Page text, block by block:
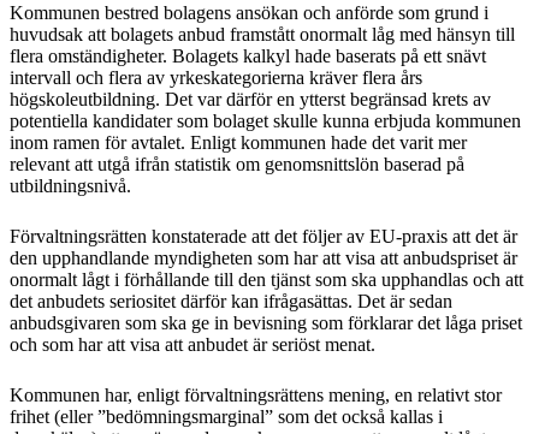
Kommunen bestred bolagens ansökan och anförde som grund i
huvudsak att bolagets anbud framstått onormalt låg med hänsyn till
flera omständigheter. Bolagets kalkyl hade baserats på ett snävt
intervall och flera av yrkeskategorierna kräver flera års
högskoleutbildning. Det var därför en ytterst begränsad krets av
potentiella kandidater som bolaget skulle kunna erbjuda kommunen
inom ramen för avtalet. Enligt kommunen hade det varit mer
relevant att utgå ifrån statistik om genomsnittslön baserad på
utbildningsnivå.
Förvaltningsrätten konstaterade att det följer av EU-praxis att det är
den upphandlande myndigheten som har att visa att anbudspriset är
onormalt lågt i förhållande till den tjänst som ska upphandlas och att
det anbudets seriositet därför kan ifrågasättas. Det är sedan
anbudsgivaren som ska ge in bevisning som förklarar det låga priset
och som har att visa att anbudet är seriöst menat.
Kommunen har, enligt förvaltningsrättens mening, en relativt stor
frihet (eller ”bedömningsmarginal” som det också kallas i